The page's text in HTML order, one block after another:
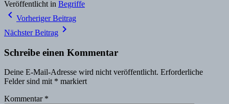
Veröffentlicht in Begriffe
Beitragsnavigation
navigate_before Vorheriger Beitrag
Nächster Beitrag navigate_next
Schreibe einen Kommentar
Deine E-Mail-Adresse wird nicht veröffentlicht. Erforderliche
Felder sind mit * markiert
Kommentar *